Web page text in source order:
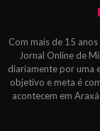
Com mais de 15
Jornal Online de
diariamente por uma
objetivo e meta é
acontecem em